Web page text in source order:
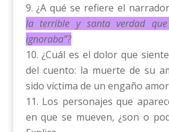
¿A qué se refiere el
la terrible y santa verdad
ignoraba”?
¿Cuál es el dolor que
del cuento: la muerte de su
sido víctima de un engaño
Los personajes que
en que se mueven, ¿son o